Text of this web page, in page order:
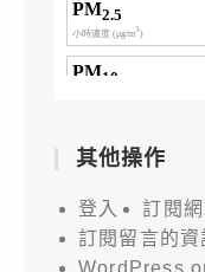
其他操作
登入
訂閱
訂閱留言的資